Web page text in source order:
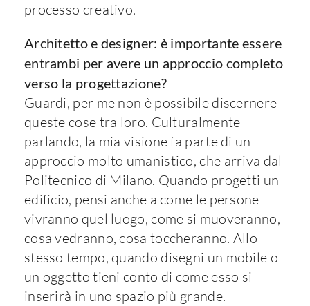
processo creativo.
Architetto e designer: è importante essere
entrambi per avere un approccio completo
verso la progettazione?
Guardi, per me non è possibile discernere
queste cose tra loro. Culturalmente
parlando, la mia visione fa parte di un
approccio molto umanistico, che arriva dal
Politecnico di Milano. Quando progetti un
edificio, pensi anche a come le persone
vivranno quel luogo, come si muoveranno,
cosa vedranno, cosa toccheranno. Allo
stesso tempo, quando disegni un mobile o
un oggetto tieni conto di come esso si
inserirà in uno spazio più grande.